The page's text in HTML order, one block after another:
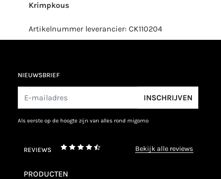
Krimpkous
Artikelnummer leverancier: CK110204
NIEUWSBRIEF
INSCHRIJVEN
als eerste op de hoogte zijn van alles rond migomo
REVIEWS bekijk alle reviews
PRODUCTEN